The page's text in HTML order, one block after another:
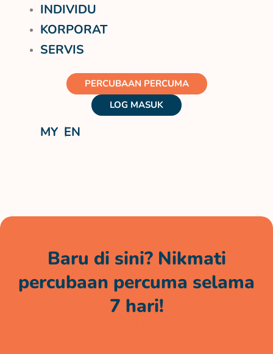
INDIVIDU
KORPORAT
SERVIS
PERCUBAAN PERCUMA
LOG MASUK
MY EN
Baru di sini? Nikmati
percubaan percuma selama
7 hari!